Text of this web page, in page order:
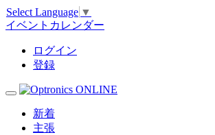
Select Language ▼
イベントカレンダー
ログイン
登録
新着
主張